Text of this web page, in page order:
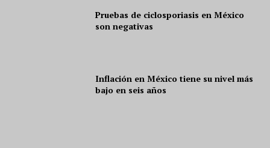
Pruebas de ciclosporiasis en México
son negativas
Inflación en México tiene su nivel más
bajo en seis años